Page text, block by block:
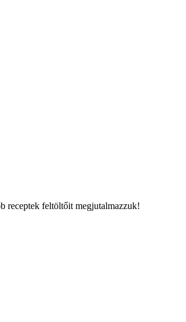
receptek feltöltőit megjutalmazzuk!